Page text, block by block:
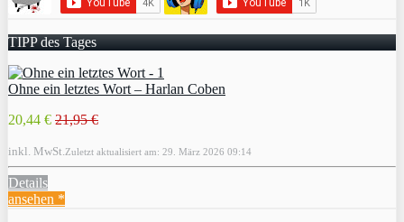
TIPP des Tages
Ohne ein letztes Wort – Harlan Coben
20,44 € 21,95 €
inkl. MwSt. Zuletzt aktualisiert am: 29. März 2026 09:14
Details
ansehen *